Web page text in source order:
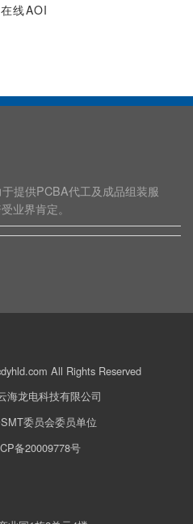
线AOI
提供PCBA代工及成品组装服
业界肯定。
All Rights Reserved
海龙电科技有限公司
委员会委员单位
备20009778号